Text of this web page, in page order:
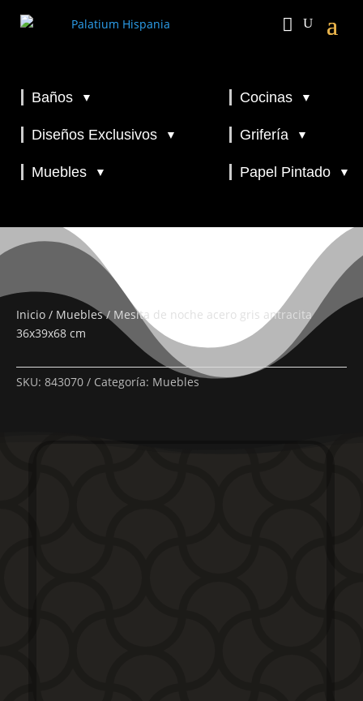
Baños ▼ Cocinas ▼
Diseños Exclusivos ▼ Grifería ▼
Muebles ▼ Papel Pintado ▼
Inicio / Muebles/ Mesita de noche acero gris antracita
36x39x68 cm
SKU: 843070 Categoría: Muebles